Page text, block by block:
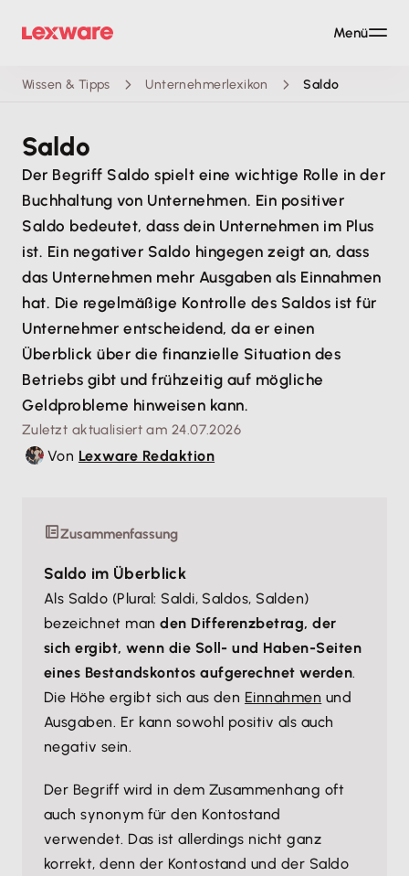
Wissen & Tipps Unternehmerlexikon Saldo
Saldo
Der Begriff Saldo spielt eine wichtige Rolle in der
Buchhaltung von Unternehmen. Ein positiver
Saldo bedeutet, dass dein Unternehmen im Plus
ist. Ein negativer Saldo hingegen zeigt an, dass
das Unternehmen mehr Ausgaben als Einnahmen
hat. Die regelmäßige Kontrolle des Saldos ist für
Unternehmer entscheidend, da er einen
Überblick über die finanzielle Situation des
Betriebs gibt und frühzeitig auf mögliche
Geldprobleme hinweisen kann.
Zuletzt aktualisiert am 24.07.2026
Von Lexware Redaktion
Zusammenfassung
Saldo im Überblick
Als Saldo (Plural: Saldi, Saldos, Salden)
bezeichnet manden Differenzbetrag, der
sich ergibt, wenn die Soll- und Haben-Seiten
eines Bestandskontos aufgerechnet werden.
Die Höhe ergibt sich aus den Einnahmen und
Ausgaben. Er kann sowohl positiv als auch
negativ sein.
Der Begriff wird in dem Zusammenhang oft
auch synonym für den Kontostand
verwendet. Das ist allerdings nicht ganz
korrekt, denn der Kontostand und der Saldo
Menü